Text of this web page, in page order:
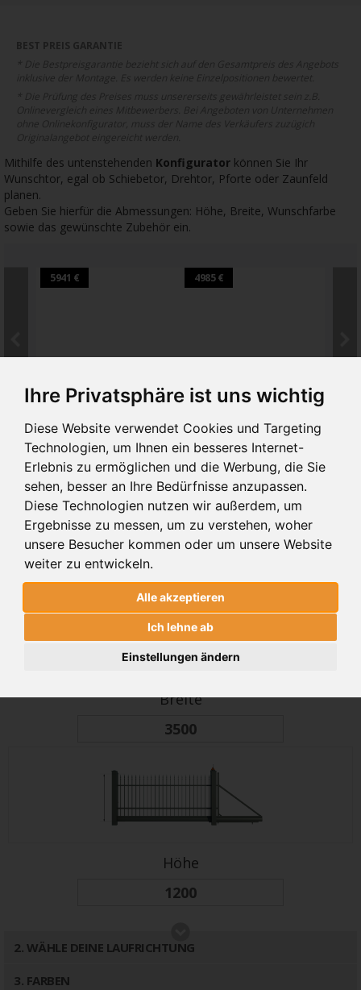
Ihre Privatsphäre ist uns wichtig
Diese Website verwendet Cookies und Targeting
Technologien, um Ihnen ein besseres Internet-
Erlebnis zu ermöglichen und die Werbung, die Sie
sehen, besser an Ihre Bedürfnisse anzupassen.
Diese Technologien nutzen wir außerdem, um
Ergebnisse zu messen, um zu verstehen, woher
unsere Besucher kommen oder um unsere Website
weiter zu entwickeln.
Alle akzeptieren
Ich lehne ab
Einstellungen ändern
Schiebetore Drehtore
Muster
Bestellen
Google Rezensionen
Datenschutz
Nachrichten
Impressum
BEST PREIS GARANTIE
* Die Bestpreisgarantie bezieht sich auf den Gesamtpreis des Angebots
inklusive der Montage. Es werden keine Einzelpositionen bewertet.
* Die Prüfung des Preises muss unsererseits gewährleistet sein z.B.
Onlinevergleich eines Mitbewerbers. Bei Angeboten von Unternehmen
ohne Onlinekonfigurator, muss der Name des Verkäufers zuzügich
Originalangebot eingereicht werden.
Mithilfe des untenstehenden Konfigurator können Sie Ihr
Wunschtor, egal ob Schiebetor, Drehtor, Pforte oder Zaunfeld
planen.
Geben Sie hierfür die Abmessungen: Höhe, Breite, Wunschfarbe
sowie das gewünschte Zubehör ein.
SCHIEBETORE BA 112
5941 €
SCHIEBETORE BA LAMELLEN
4985 €
SCHIEBETORE BA 112
ALUMINIUM
alter Preis
7129 €
PREIS
(inkl 19% MwSt.) 5941€
. BREITE UND HÖHE
Breite
Höhe
2. WÄHLE DEINE LAUFRICHTUNG
3. FARBEN